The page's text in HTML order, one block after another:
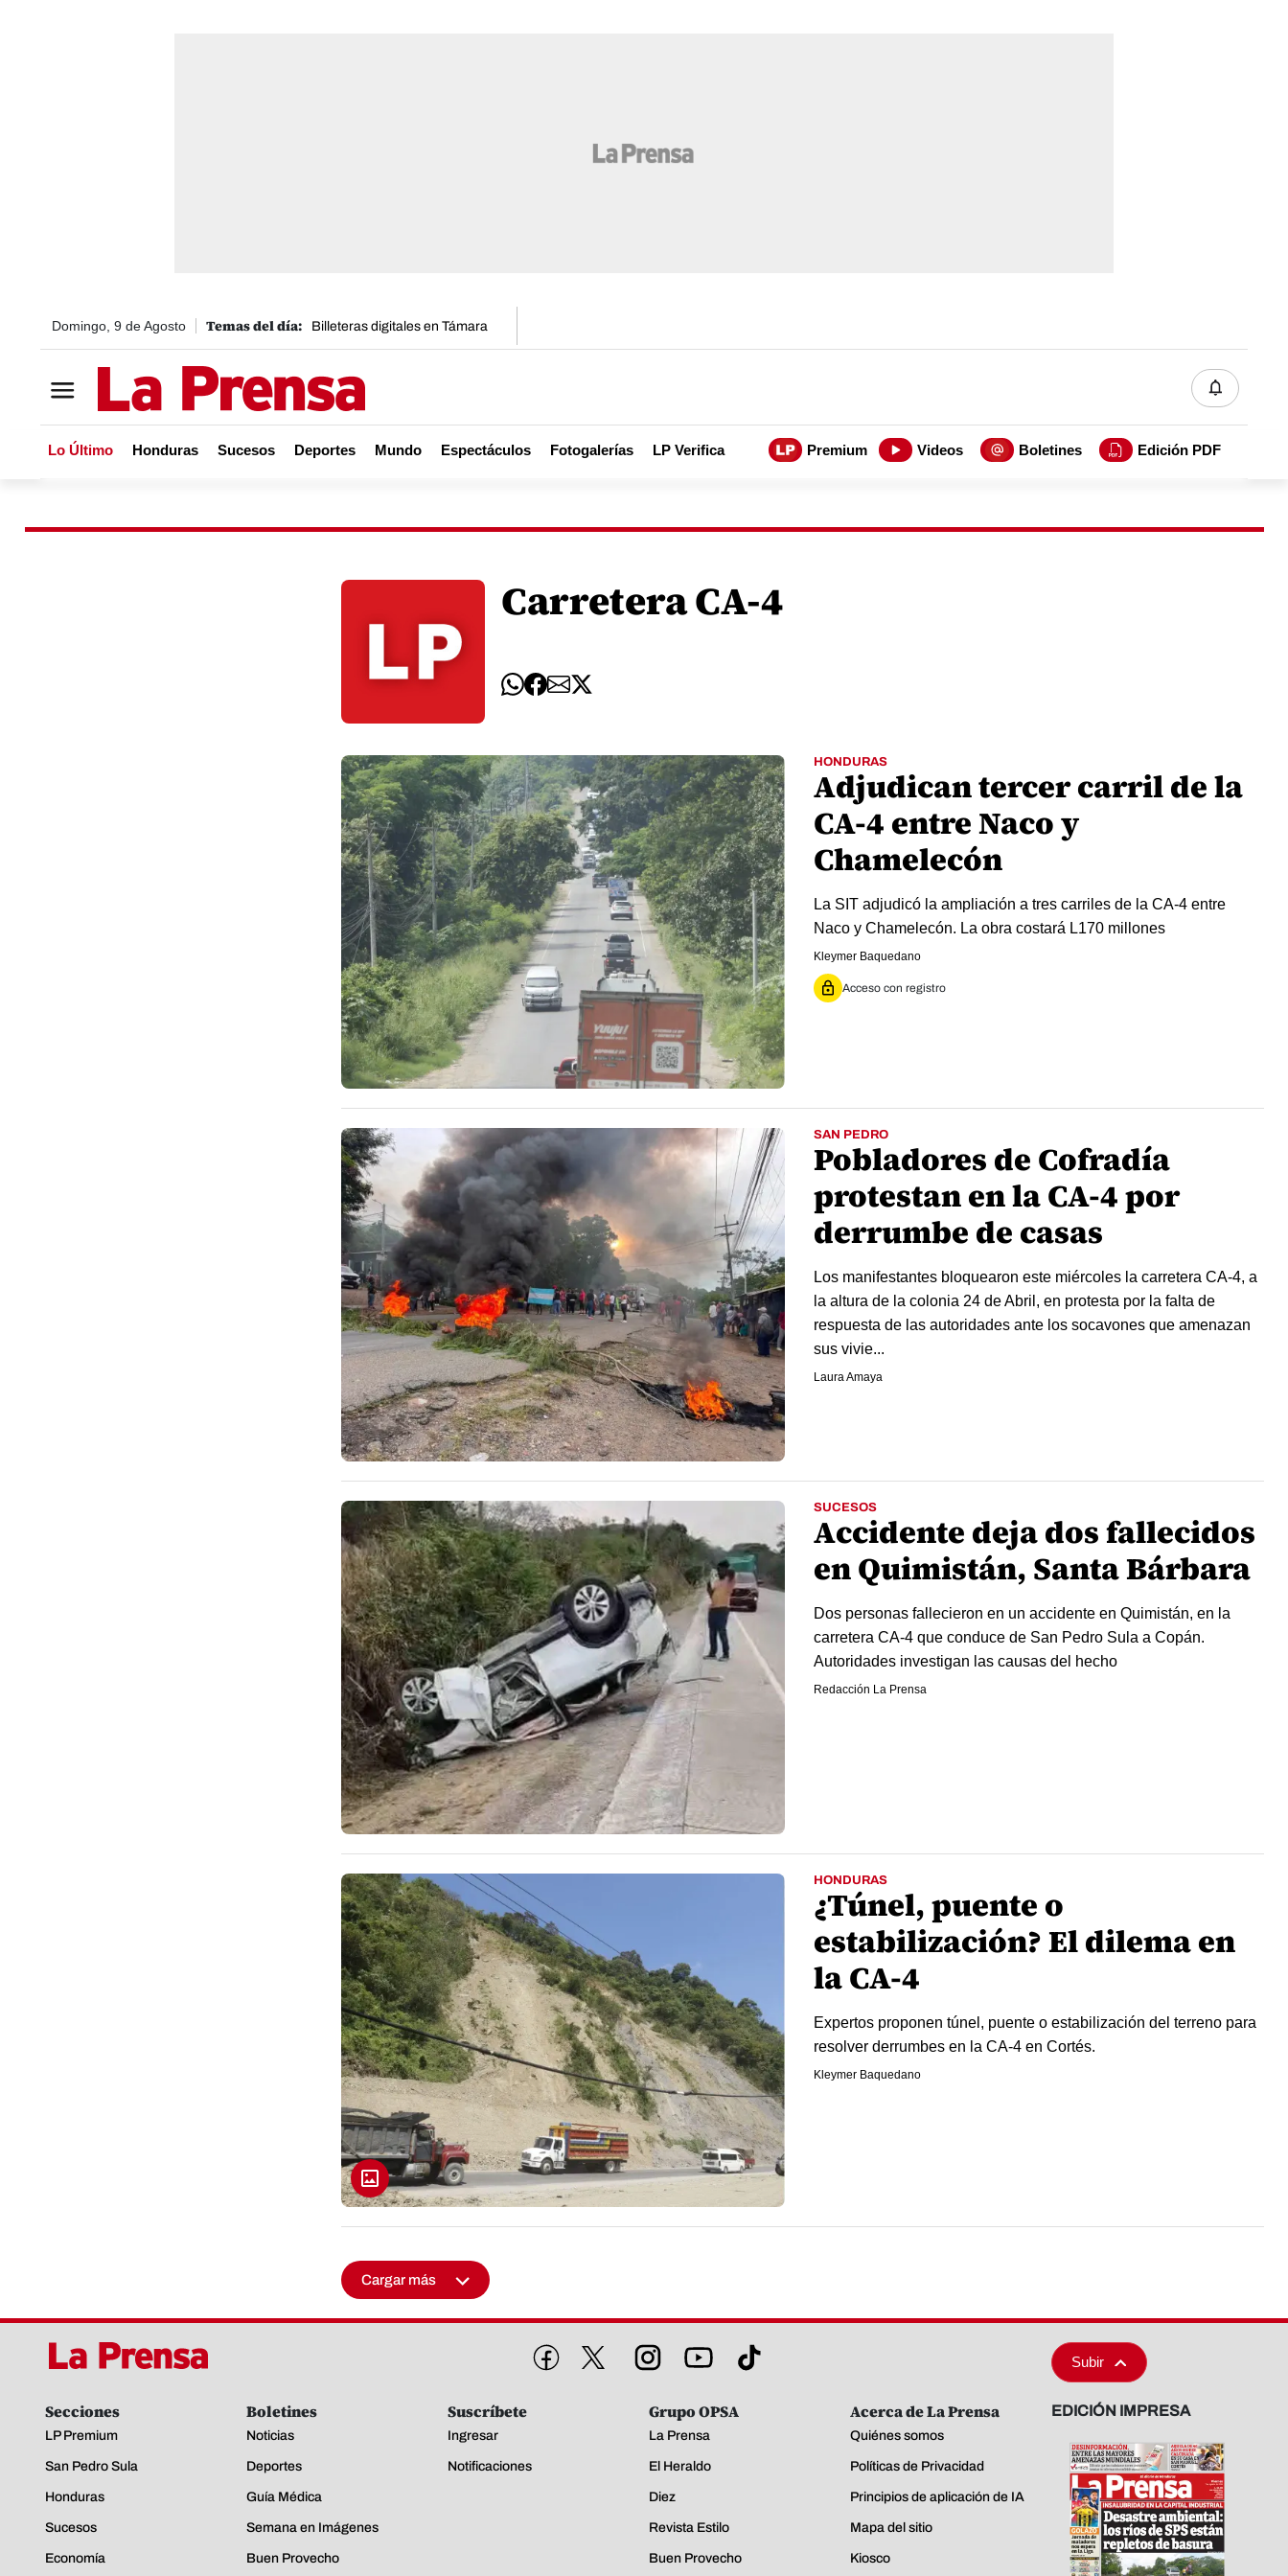
Domingo, 9 de Agosto Billeteras digitales en Támara
Lo Último Honduras Sucesos Deportes Mundo Espectáculos Fotogalerías LP Verifica Premium Videos Boletines Edición PDF
Carretera CA-4
HONDURAS
Adjudican tercer carril de la
CA-4 entre Naco y
Chamelecón
La SIT adjudicó la ampliación a tres carriles de la CA-4 entre
Naco y Chamelecón. La obra costará L170 millones
Kleymer Baquedano
Acceso con registro
SAN PEDRO
Pobladores de Cofradía
protestan en la CA-4 por
derrumbe de casas
Los manifestantes bloquearon este miércoles la carretera CA-4, a
la altura de la colonia 24 de Abril, en protesta por la falta de
respuesta de las autoridades ante los socavones que amenazan
sus vivie...
Laura Amaya
SUCESOS
Accidente deja dos fallecidos
en Quimistán, Santa Bárbara
Dos personas fallecieron en un accidente en Quimistán, en la
carretera CA-4 que conduce de San Pedro Sula a Copán.
Autoridades investigan las causas del hecho
Redacción La Prensa
HONDURAS
¿Túnel, puente o
estabilización? El dilema en
la CA-4
Expertos proponen túnel, puente o estabilización del terreno para
resolver derrumbes en la CA-4 en Cortés.
Kleymer Baquedano
Cargar más
Subir
Secciones
LP Premium
San Pedro Sula
Honduras
Sucesos
Economía
Boletines
Noticias
Deportes
Guía Médica
Semana en Imágenes
Buen Provecho
Suscríbete
Ingresar
Notificaciones
Grupo OPSA
La Prensa
El Heraldo
Diez
Revista Estilo
Buen Provecho
Acerca de La Prensa
Quiénes somos
Políticas de Privacidad
Principios de aplicación de IA
Mapa del sitio
Kiosco
EDICIÓN IMPRESA